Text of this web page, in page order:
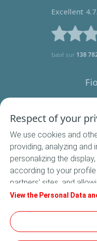
Excellent
basé sur 138
Respect of your
We use cookies and
providing, analyzing and
personalizing the
according to your
partners' sites, and
social media. In
default. You can change
by clicking on the
View the Personal Data